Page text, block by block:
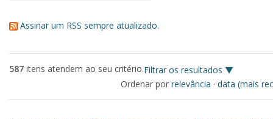
Assinar um RSS sempre atualizado.
587 itens atendem ao seu critério.Filtrar os resultados
Ordenar por relevância · data (mais